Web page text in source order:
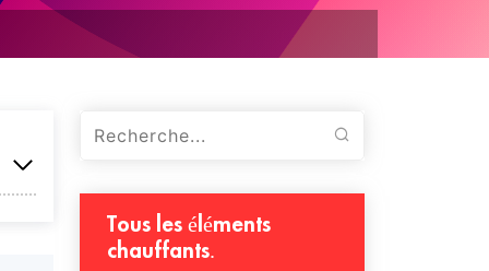
Tous les éléments
chauffants.